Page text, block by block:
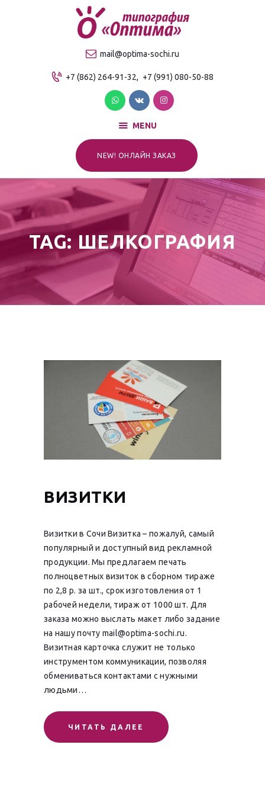
mail@optima-sochi.ru
+7 (862) 264-91-32, +7 (991) 080-50-88
MENU
NEW! ОНЛАЙН ЗАКАЗ
TAG: ШЕЛКОГРАФИЯ
Качественная типография в Сочи
О компании
Продукция
Услуги
Прайс-лист
Для клиентов
ВИЗИТКИ
Визитки в Сочи Визитка – пожалуй, самый
популярный и доступный вид рекламной
продукции. Мы предлагаем печать
полноцветных визиток в сборном тираже
по 2,8 р. за шт., срок изготовления от 1
рабочей недели, тираж от 1000 шт. Для
заказа можно выслать макет либо задание
на нашу почту mail@optima-sochi.ru.
Визитная карточка служит не только
инструментом коммуникации, позволяя
обмениваться контактами с нужными
людьми…
ЧИТАТЬ ДАЛЕЕ